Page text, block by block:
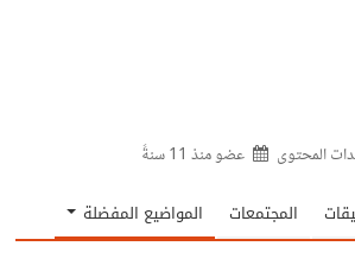
عضو منذ 11 سنةً
المجتمعات المواضيع المفضلة